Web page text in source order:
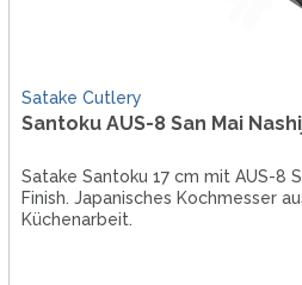
Satake Cutlery
Santoku AUS-8 San Mai
Satake Santoku 17 cm mit AUS-8
Finish. Japanisches Kochmesser
Küchenarbeit.